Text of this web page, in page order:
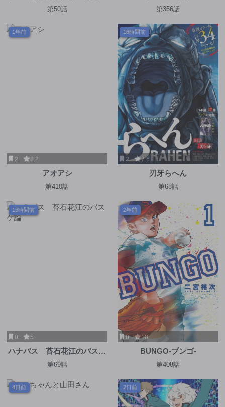
は、チート筋肉で無双する
第50話 第356話
1年前
2 8.2
アオアシ
第410話
16時間前
2 7.6
刃牙らへん
第68話
16時間前
0 5
ハナバス 苔石花江のバスケ
論
第69話
2年前
0 10
BUNGO-ブンゴ-
第408話
4日前 2日前